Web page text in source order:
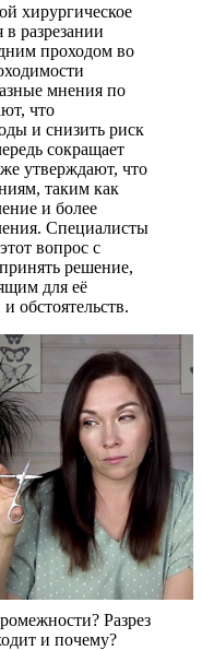
хирургическое
разрезании
проходом во
мнения по
что
и снизить риск
сокращает
утверждают, что
таким как
и более
Специалисты
вопрос с
решение,
для её
обстоятельств.
Разрез
и почему?